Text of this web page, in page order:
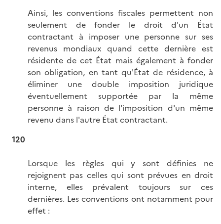
Ainsi, les conventions fiscales permettent non
seulement de fonder le droit d'un État
contractant à imposer une personne sur ses
revenus mondiaux quand cette dernière est
résidente de cet État mais également à fonder
son obligation, en tant qu'État de résidence, à
éliminer une double imposition juridique
éventuellement supportée par la même
personne à raison de l'imposition d'un même
revenu dans l'autre État contractant.
120
Lorsque les règles qui y sont définies ne
rejoignent pas celles qui sont prévues en droit
interne, elles prévalent toujours sur ces
dernières. Les conventions ont notamment pour
effet :